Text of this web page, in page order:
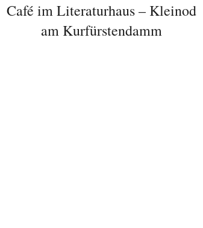
Café im Literaturhaus – Kleinod
am Kurfürstendamm